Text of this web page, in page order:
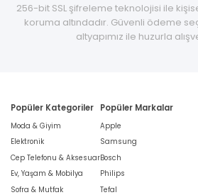
256-bit SSL şifreleme teknolojisi ile
koruma altındadır. Güvenli ödeme
altyapımız ile huzurla
Popüler Kategoriler
Moda & Giyim
Elektronik
Cep Telefonu & Aksesuar
Ev, Yaşam & Mobilya
Sofra & Mutfak
Popüler Markalar
Apple
Samsung
Bosch
Philips
Tefal